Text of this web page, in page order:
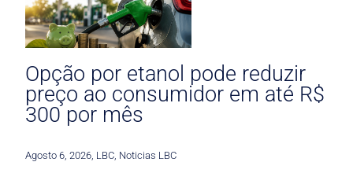
Opção por etanol pode reduzir
preço ao consumidor em até R$
300 por mês
Agosto 6, 2026 LBC Noticias LBC